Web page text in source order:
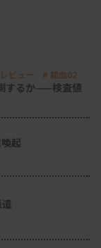
ビュー # 輸血02
するか——検査値
起